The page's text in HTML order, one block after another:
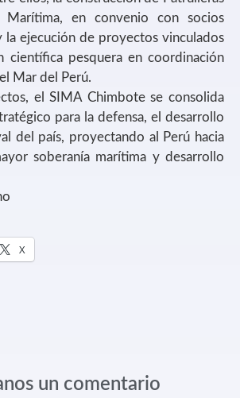
Marítima, en convenio con socios
la ejecución de proyectos vinculados
científica pesquera en coordinación
Mar del Perú.
el SIMA Chimbote se consolida
para la defensa, el desarrollo
del país, proyectando al Perú hacia
soberanía marítima y desarrollo
X
un comentario